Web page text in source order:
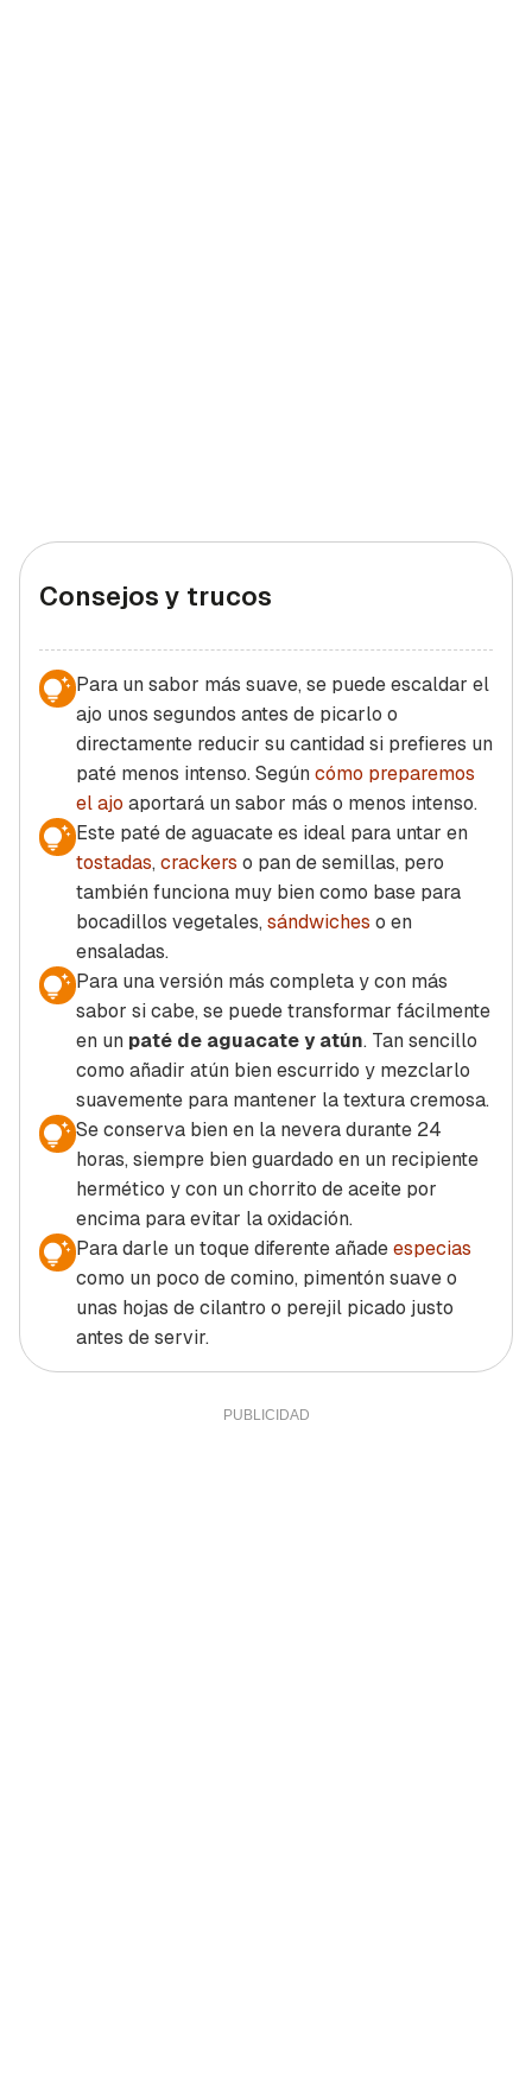
Consejos y trucos
Para un sabor más suave, se puede escaldar el
ajo unos segundos antes de picarlo o
directamente reducir su cantidad si prefieres un
paté menos intenso. Según cómo preparemos
el ajo aportará un sabor más o menos intenso.
Este paté de aguacate es ideal para untar en
tostadas, crackers o pan de semillas, pero
también funciona muy bien como base para
bocadillos vegetales, sándwiches o en
ensaladas.
Para una versión más completa y con más
sabor si cabe, se puede transformar fácilmente
en un paté de aguacate y atún. Tan sencillo
como añadir atún bien escurrido y mezclarlo
suavemente para mantener la textura cremosa.
Se conserva bien en la nevera durante 24
horas, siempre bien guardado en un recipiente
hermético y con un chorrito de aceite por
encima para evitar la oxidación.
Para darle un toque diferente añadeespecias
como un poco de comino, pimentón suave o
unas hojas de cilantro o perejil picado justo
antes de servir.